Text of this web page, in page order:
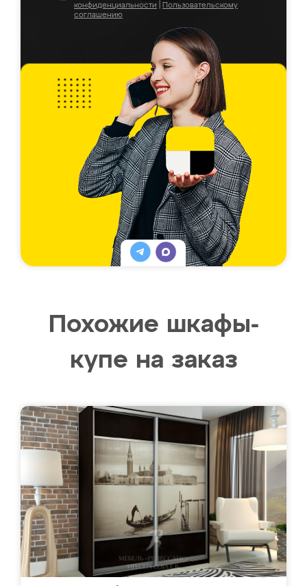
конфиденциальности
Пользовательскому
соглашению
Похожие шкафы-
купе на заказ